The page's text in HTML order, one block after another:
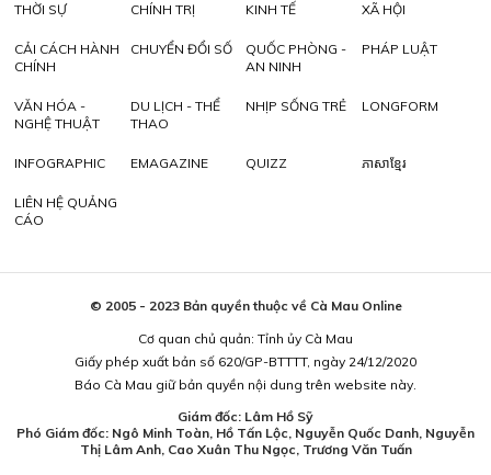
THỜI SỰ CHÍNH TRỊ KINH TẾ XÃ HỘI
CẢI CÁCH HÀNH
CHÍNH
CHUYỂN ĐỔI SỐ
QUỐC PHÒNG -
AN NINH
PHÁP LUẬT
VĂN HÓA -
NGHỆ THUẬT
DU LỊCH - THỂ
THAO
NHỊP SỐNG TRẺ LONGFORM
INFOGRAPHIC EMAGAZINE QUIZZ ភាសាខ្មែរ
LIÊN HỆ QUẢNG
CÁO
© 2005 - 2023 Bản quyền thuộc về Cà Mau Online
Cơ quan chủ quản: Tỉnh ủy Cà Mau
Giấy phép xuất bản số 620/GP-BTTTT, ngày 24/12/2020
Báo Cà Mau giữ bản quyền nội dung trên website này.
Giám đốc: Lâm Hồ Sỹ
Phó Giám đốc: Ngô Minh Toàn, Hồ Tấn Lộc, Nguyễn Quốc Danh, Nguyễn
Thị Lâm Anh, Cao Xuân Thu Ngọc, Trương Văn Tuấn